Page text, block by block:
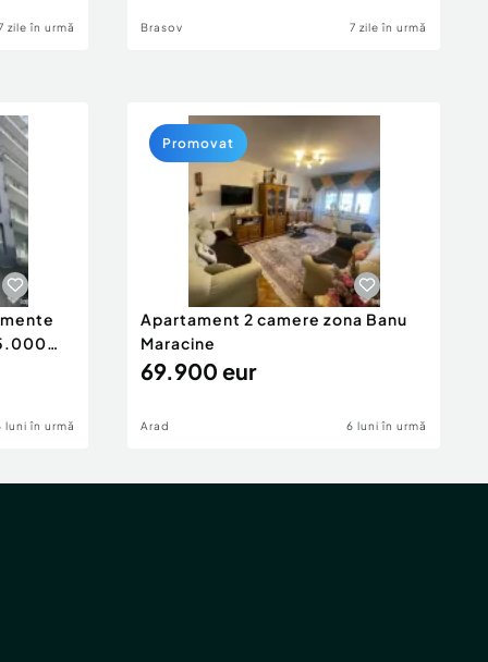
zile în urmă Brasov 7 zile în urmă
luni în urmă
Apartament 2 camere zona Banu
Maracine
69.900 eur
Arad 6 luni în urmă
Promovat